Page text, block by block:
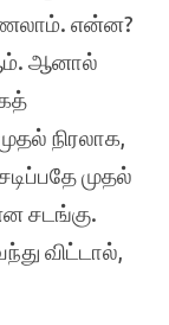
என்ன?
ஆனால்
நிரலாக,
முதல்
சடங்கு.
விட்டால்,